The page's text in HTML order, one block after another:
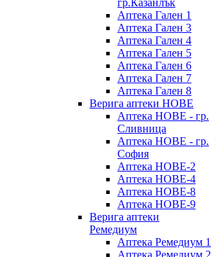
Аптека Гален 1
Аптека Гален 3
Аптека Гален 4
Аптека Гален 5
Аптека Гален 6
Аптека Гален 7
Аптека Гален 8
Верига аптеки НОВЕ
Аптека НОВЕ - гр.
Сливница
Аптека НОВЕ - гр.
София
Аптека НОВЕ-2
Аптека НОВЕ-4
Аптека НОВЕ-8
Аптека НОВЕ-9
Верига аптеки
Ремедиум
Аптека Ремедиум 1
Аптека Ремедиум 2